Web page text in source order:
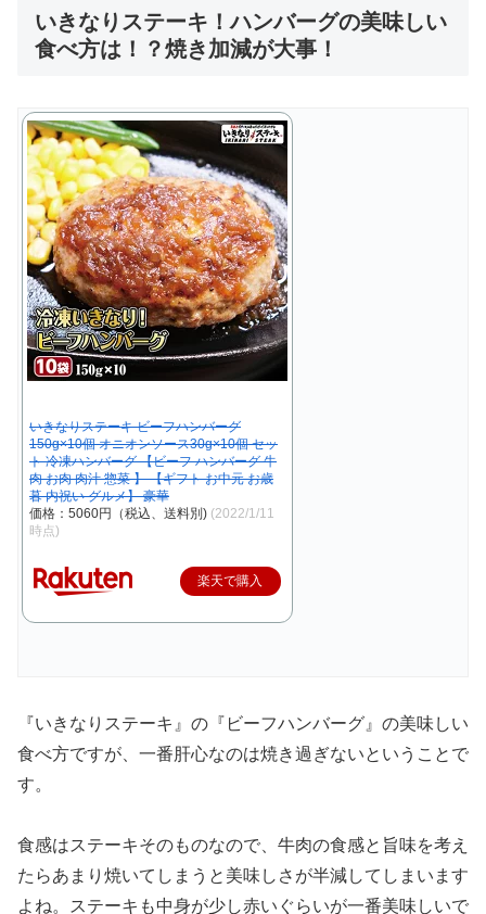
いきなりステーキ！ハンバーグの美味しい
食べ方は！？焼き加減が大事！
いきなりステーキ ビーフハンバーグ
150g×10個 オニオンソース30g×10個 セッ
ト 冷凍ハンバーグ 【ビーフ ハンバーグ 牛
肉 お肉 肉汁 惣菜 】 【ギフト お中元 お歳
暮 内祝い グルメ】 豪華
価格：5060円（税込、送料別) (2022/1/11
時点)
楽天で購入
『いきなりステーキ』の『ビーフハンバーグ』の美味しい
食べ方ですが、一番肝心なのは焼き過ぎないということで
す。
食感はステーキそのものなので、牛肉の食感と旨味を考え
たらあまり焼いてしまうと美味しさが半減してしまいます
よね。ステーキも中身が少し赤いぐらいが一番美味しいで